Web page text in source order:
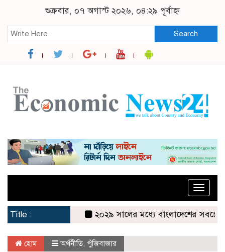
শুক্রবার, ০৭ অগাস্ট ২০২৬, ০৪:২৯ পূর্বাহ্ন
Search
Toggle
Title :
২০২৯ সালের মধ্যে বাংলাদেশের সবচেয়ে
হোম অর্থনীতি পুঁজিবাজার